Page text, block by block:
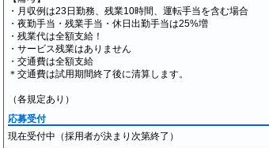
・月収例は23日勤務、残業10時間、運転手当を含む場合
・夜勤手当・残業手当・休日出勤手当は25%増
・残業代は全額支給！
・サービス残業はありません
・交通費は全額支給
＊交通費は試用期間終了後に清算します。
（各規定あり）
応募受付
現在受付中（採用者が決まり次第終了）